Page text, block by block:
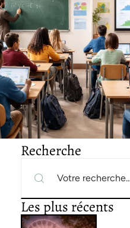
Recherche
Les plus récents